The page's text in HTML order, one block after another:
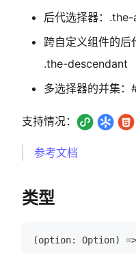
后代选择器：
跨自定义组件的
.the-descendant
多选择器的并集
支持情况：
参考文档
类型
(option: Option) =>